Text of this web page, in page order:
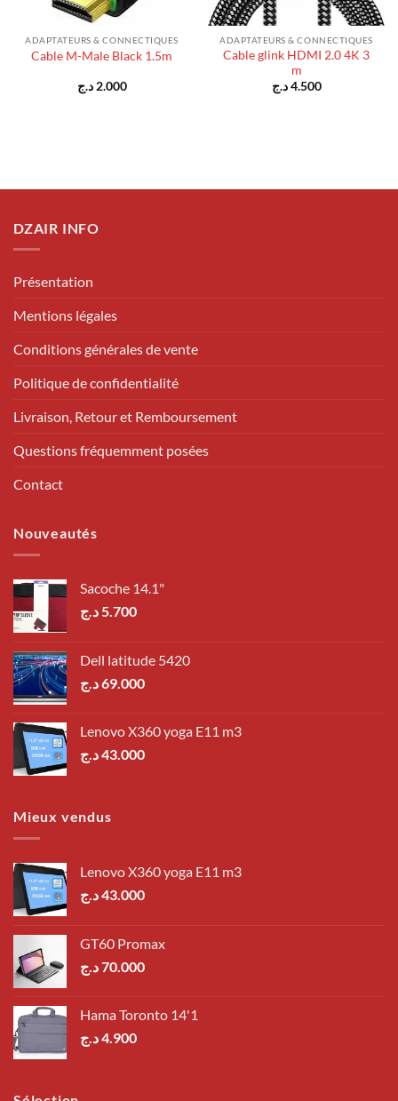
ADAPTATEURS & CONNECTIQUES
Cable M-Male Black 1.5m
2.000 د.ج
ADAPTATEURS & CONNECTIQUES
Cable glink HDMI 2.0 4K 3
m
4.500 د.ج
DZAIR INFO
Présentation
Mentions légales
Conditions générales de vente
Politique de confidentialité
Livraison, Retour et Remboursement
Questions fréquemment posées
Contact
Nouveautés
Sacoche 14.1"
5.700د.ج
Dell latitude 5420
69.000د.ج
Lenovo X360 yoga E11 m3
43.000د.ج
Mieux vendus
Lenovo X360 yoga E11 m3
43.000د.ج
GT60 Promax
70.000د.ج
Hama Toronto 14'1
4.900د.ج